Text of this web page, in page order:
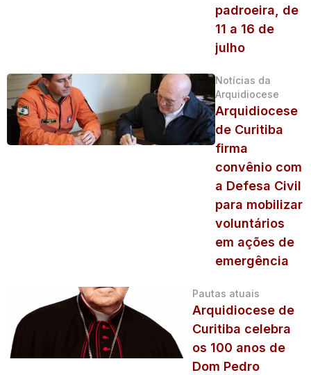
padroeira, de
11 a 16 de
julho
Notícias da
Arquidiocese
Arquidiocese
de Curitiba
firma
convênio com
a Defesa Civil
para mobilizar
voluntários
em ações de
emergência
Pautas atuais
Arquidiocese de
Curitiba celebra
os 100 anos de
Dom Pedro